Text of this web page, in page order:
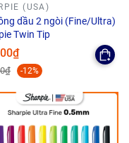
(USA)
dầu 2 ngòi (Fine/Ultra)
Twin Tip
-12%